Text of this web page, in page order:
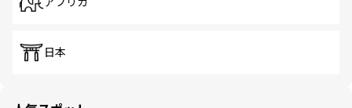
日本